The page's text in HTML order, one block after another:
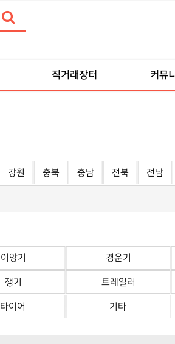
직거래장터 커뮤
강원 충북 충남 전북 전남
이앙기 경운기
쟁기 트레일러
타이어 기타